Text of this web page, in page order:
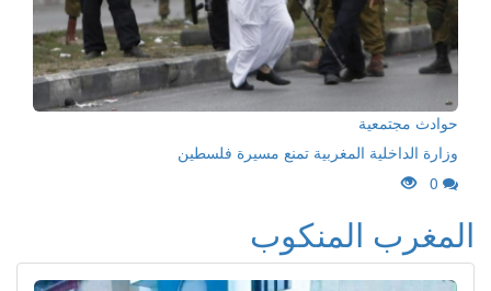
حوادث مجتمعية
وزارة الداخلية المغربية تمنع مسيرة فلسطين
0
المغرب المنكوب